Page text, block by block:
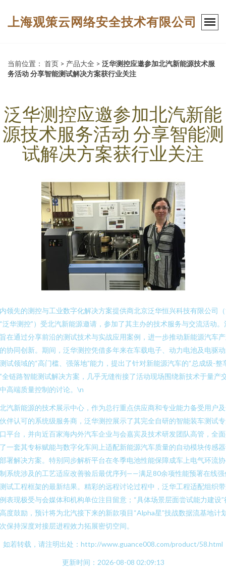
上海观策云网络安全技术有限公司
当前位置： 首页 > 产品大全 > 泛华测控应邀参加北汽新能源技术服
务活动 分享智能测试解决方案获行业关注
泛华测控应邀参加北汽新能
源技术服务活动 分享智能测
试解决方案获行业关注
领先的测控与工业数字化解决方案提供商北京泛华恒兴科技有限公司
泛华测控”）受北汽新能源邀请，参加了其主办的技术服务与交流活动。
在通过分享前沿的测试技术与实战应用案例，进一步推动新能源汽车
协同创新。期间，泛华测控凭借多年来在车载电子、动力电池及电驱
试领域的“高门槛、强落地”能力，提出了针对新能源汽车的“总成级-整
全链路智能测试解决方案，几乎无缝衔接了活动现场围绕新技术于量产
高端质量控制的讨论。\n
汽新能源的技术展示中心，作为总行重点供应商和专业能力备受用户
伴认可的系统级服务商，泛华测控展示了其完全自研的智能装车测试
平台，并向近百家海内外汽车企业与会嘉宾及技术研发团队高管，全
一套其专标赋能与数字化车间上适配新能源汽车质量的自动模块传感
署解决方案。特别同步解析平台在冬季电池性能保障成车上电气环流
系统涉及的工艺适应改善验后最优序列——满足80余项性能预署在线强
试工程框架的最新结果。精彩的远程讨论过程中，泛华工程适配组织
表现极受与会媒体和机构单位注目留意；“具体场景层面尝试能力建设”
度鼓励，预计将为北汽接下来的新款项目“Alpha星”技战数据流基地计
保持深度对接层进程效力拓展密切空间。
如若转载，请注明出处：http://www.guance008.com/product/58.html
更新时间：2026-08-08 02:09:13